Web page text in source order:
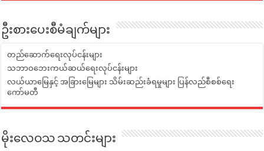
ဦးစားပေးစီမံချက်များ
တည်ဆောက်ရေးလုပ်ငန်းများ
သဘာဝဘေးကယ်ဆယ်ရေးလုပ်ငန်းများ
လယ်ယာမြေနှင့် အခြားမြေများ သိမ်းဆည်းခံရမှုများ ပြန်လည်စီစစ်ရေး
ကော်မတီ
မိုးလေဝသ သတင်းများ